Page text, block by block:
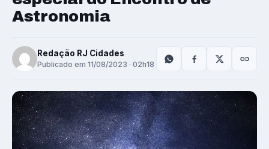
Astronomia
Redação RJ Cidades
Publicado em 11/08/2023 · 02h18